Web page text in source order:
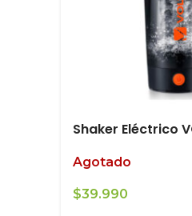
Shaker Eléctrico
Agotado
$39.990